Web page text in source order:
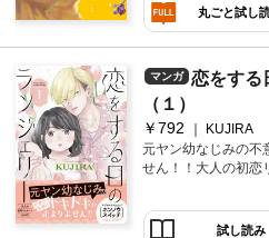
丸ごと試し
マンガ
恋をする
（１）
￥792
KUJIRA
元ヤン幼なじみの不
せん！！大人の初恋
試し読み